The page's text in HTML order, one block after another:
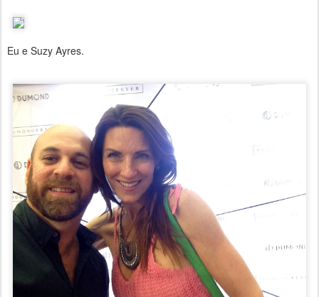
Eu e Suzy Ayres.